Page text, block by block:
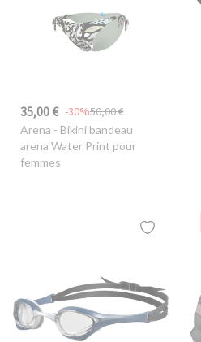
35,00 € 50,00 €
-30%
Arena - Bikini bandeau
arena Water Print pour
femmes